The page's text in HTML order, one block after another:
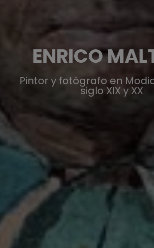
ENRICO
Pintor y fotógrafo en
siglo XIX y XX